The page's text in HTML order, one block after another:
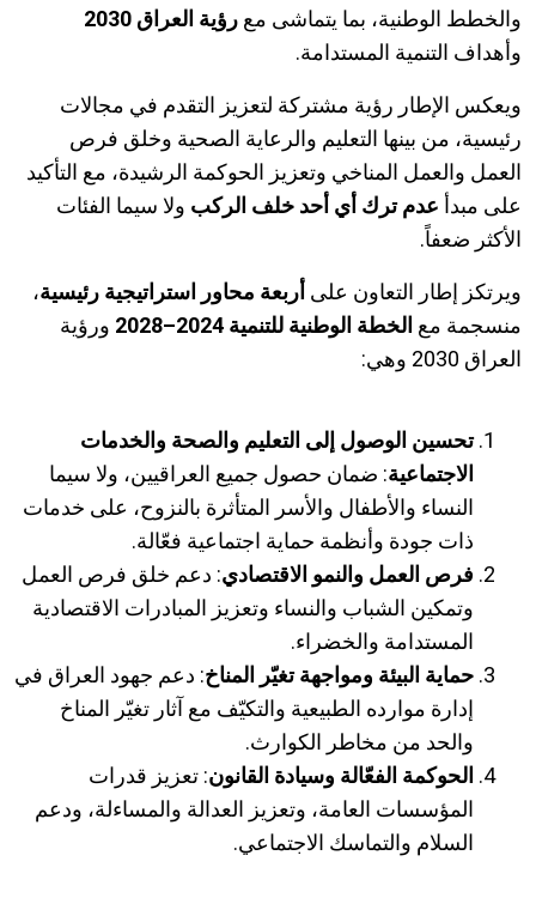
والخطط الوطنية، بما يتماشى مع رؤية العراق 2030
وأهداف التنمية المستدامة.
ويعكس الإطار رؤية مشتركة لتعزيز التقدم في مجالات
رئيسية، من بينها التعليم والرعاية الصحية وخلق فرص
العمل والعمل المناخي وتعزيز الحوكمة الرشيدة، مع التأكيد
على مبدأ عدم ترك أي أحد خلف الركب ولا سيما الفئات
الأكثر ضعفاً.
ويرتكز إطار التعاون على أربعة محاور استراتيجية رئيسية،
منسجمة مع الخطة الوطنية للتنمية 2024–2028
ورؤية
العراق 2030 وهي
:
تحسين الوصول إلى التعليم والصحة والخدمات
الاجتماعية: ضمان حصول جميع العراقيين، ولا سيما
النساء والأطفال والأسر المتأثرة بالنزوح، على خدمات
ذات جودة وأنظمة حماية اجتماعية فعّالة.
فرص العمل والنمو الاقتصادي: دعم خلق فرص العمل
وتمكين الشباب والنساء وتعزيز المبادرات الاقتصادية
المستدامة والخضراء.
حماية البيئة ومواجهة تغيّر المناخ: دعم جهود العراق في
إدارة موارده الطبيعية والتكيّف مع آثار تغيّر المناخ
والحد من مخاطر الكوارث.
الحوكمة الفعّالة وسيادة القانون: تعزيز قدرات
المؤسسات العامة، وتعزيز العدالة والمساءلة، ودعم
السلام والتماسك الاجتماعي.